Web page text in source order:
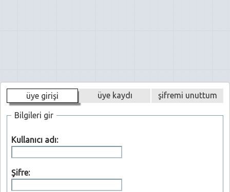
üye girişi üye kaydı şifremi unuttum
Bilgileri gir
Kullanıcı adı:
Şifre: